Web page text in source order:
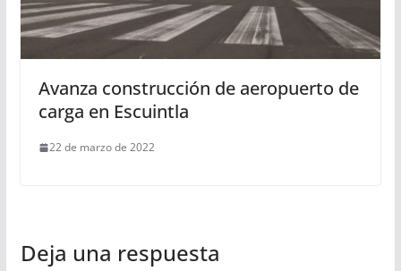
Avanza construcción de aeropuerto de
carga en Escuintla
22 de marzo de 2022
Deja una respuesta